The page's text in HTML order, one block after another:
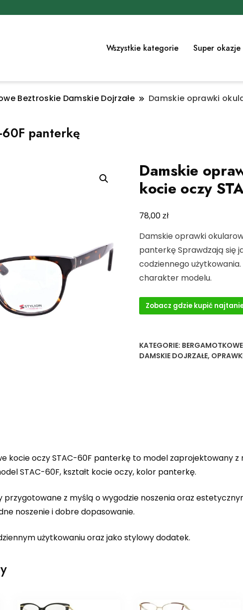
Wszystkie kategorie Super okazje
Beztroskie Damskie Dojrzałe
Damskie oprawki
panterkę
Damskie
kocie oczy
78,00zł
Damskie oprawki
panterkę Sprawdzają się
codziennego
charakter modelu.
Zobacz gdzie kupić
KATEGORIE:
DAMSKIE DOJRZAŁE,
kocie oczy STAC-60F panterkę to model zaprojektowany z
STAC-60F, kształt kocie oczy, kolor panterkę.
przygotowane z myślą o wygodzie noszenia oraz
noszenie i dobre dopasowanie.
użytkowaniu oraz jako stylowy dodatek.